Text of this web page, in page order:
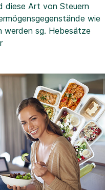
diese Art von Steuern
wie
werden sg. Hebesätze